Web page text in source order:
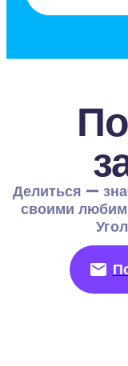
Делиться —
своими